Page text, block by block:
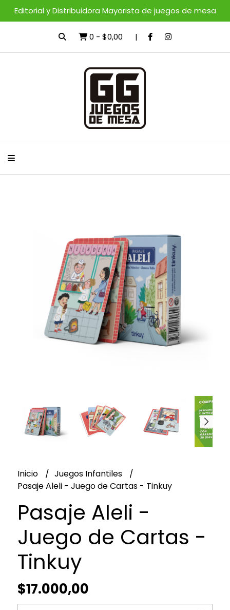
Editorial y Distribuidora Mayorista de juegos de mesa
0 - $0,00
Inicio
Juegos Infantiles
Pasaje Aleli - Juego de Cartas - Tinkuy
Pasaje Aleli -
Juego de Cartas -
Tinkuy
$17.000,00